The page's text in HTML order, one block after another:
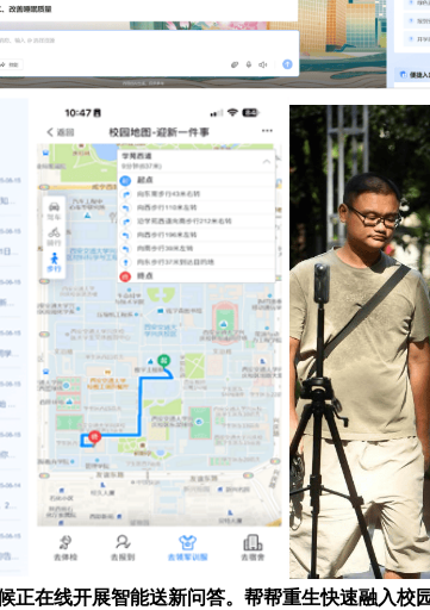
正在线开展智能送新问答。帮帮重生快速融入